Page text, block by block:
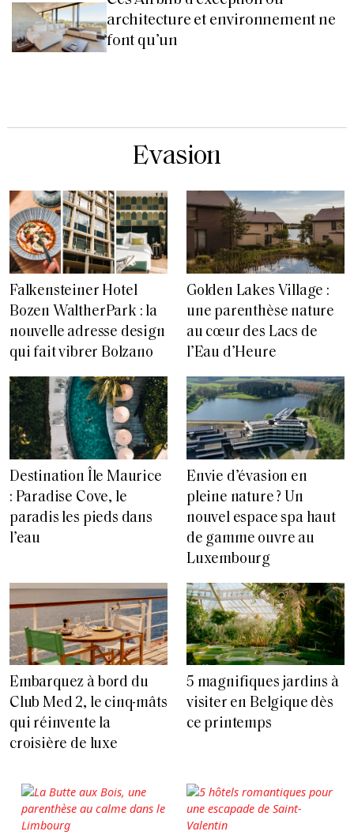
architecture et environnement ne
font qu’un
Evasion
Falkensteiner Hotel
Bozen WaltherPark : la
nouvelle adresse design
qui fait vibrer Bolzano
Golden Lakes Village :
une parenthèse nature
au cœur des Lacs de
l’Eau d’Heure
Destination Île Maurice
: Paradise Cove, le
paradis les pieds dans
l’eau
Envie d’évasion en
pleine nature ? Un
nouvel espace spa haut
de gamme ouvre au
Luxembourg
Embarquez à bord du
Club Med 2, le cinq-mâts
qui réinvente la
croisière de luxe
5 magnifiques jardins à
visiter en Belgique dès
ce printemps